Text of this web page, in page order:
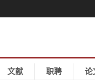
文献 职聘 论